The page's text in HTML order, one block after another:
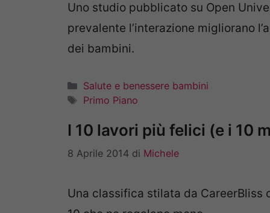
Uno studio pubblicato su Open
prevalente l’interazione migliorano
dei bambini.
Categorie
Salute e benessere bambini
Tag
Primo Piano
I 10 lavori più felici (e i 10
8 Aprile 2014 di Michele
Una classifica stilata da CareerBliss